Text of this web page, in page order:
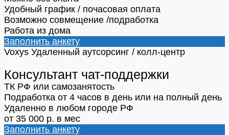
Удобный график / почасовая оплата
Возможно совмещение /подработка
Работа из дома
Заполнить анкету
Voxys Удаленный аутсорсинг / колл-центр
Консультант чат-поддержки
ТК РФ или самозанятость
Подработка от 4 часов в день или на полный день
Удаленно в любом городе РФ
от 35 000 р. в мес
Заполнить анкету